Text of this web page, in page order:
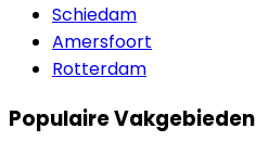
Schiedam
Amersfoort
Rotterdam
Populaire Vakgebieden